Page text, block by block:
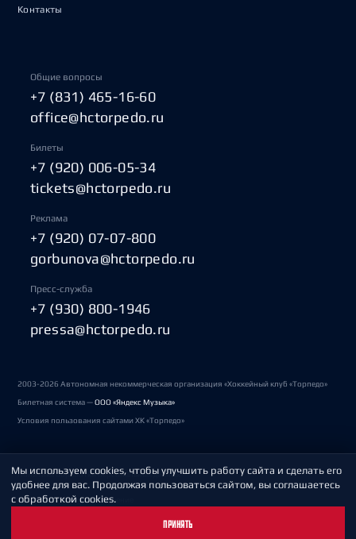
Контакты
Общие вопросы
+7 (831) 465-16-60
office@hctorpedo.ru
Билеты
+7 (920) 006-05-34
tickets@hctorpedo.ru
Реклама
+7 (920) 07-07-800
gorbunova@hctorpedo.ru
Пресс-служба
+7 (930) 800-1946
pressa@hctorpedo.ru
2003-2026 Автономная некоммерческая организация «Хоккейный клуб «Торпедо»
Билетная система —ООО «Яндекс Музыка»
Условия пользования сайтами ХК «Торпедо»
Политика обработки персональных данных
Пользовательское соглашение
Мы используем cookies, чтобы улучшить работу сайта и сделать его
удобнее для вас. Продолжая пользоваться сайтом, вы соглашаетесь
с обработкой cookies.
ПРИНЯТЬ